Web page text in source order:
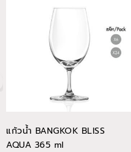
แก้วน้ำ BANGKOK BLISS
AQUA 365 ml